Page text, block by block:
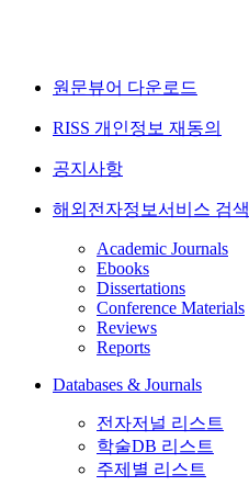
원문뷰어 다운로드
RISS 개인정보 재동의
공지사항
해외전자정보서비스 검색
Academic Journals
Ebooks
Dissertations
Conference Materials
Reviews
Reports
Databases & Journals
전자저널 리스트
학술DB 리스트
주제별 리스트